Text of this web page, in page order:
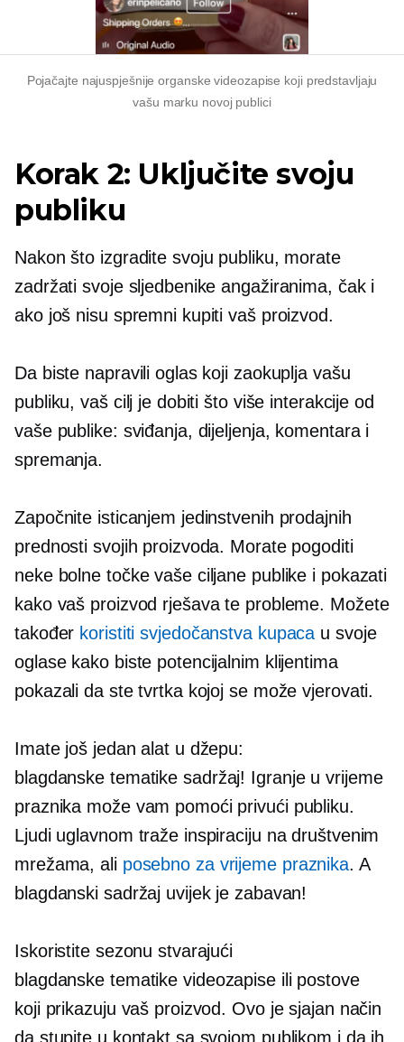
Pojačajte najuspješnije organske videozapise koji predstavljaju
vašu marku novoj publici
Korak 2: Uključite svoju
publiku
Nakon što izgradite svoju publiku, morate
zadržati svoje sljedbenike angažiranima, čak i
ako još nisu spremni kupiti vaš proizvod.
Da biste napravili oglas koji zaokuplja vašu
publiku, vaš cilj je dobiti što više interakcije od
vaše publike: sviđanja, dijeljenja, komentara i
spremanja.
Započnite isticanjem jedinstvenih prodajnih
prednosti svojih proizvoda. Morate pogoditi
neke bolne točke vaše ciljane publike i pokazati
kako vaš proizvod rješava te probleme. Možete
također koristiti svjedočanstva kupaca u svoje
oglase kako biste potencijalnim klijentima
pokazali da ste tvrtka kojoj se može vjerovati.
Imate još jedan alat u džepu:
blagdanske tematike sadržaj! Igranje u vrijeme
praznika može vam pomoći privući publiku.
Ljudi uglavnom traže inspiraciju na društvenim
mrežama, ali posebno za vrijeme praznika. A
blagdanski sadržaj uvijek je zabavan!
Iskoristite sezonu stvarajući
blagdanske tematike videozapise ili postove
koji prikazuju vaš proizvod. Ovo je sjajan način
da stupite u kontakt sa svojom publikom i da ih